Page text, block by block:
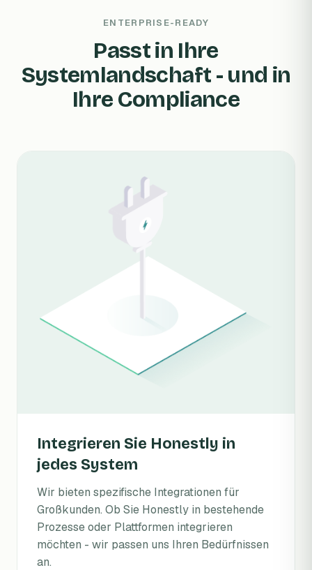
ENTERPRISE-READY
Passt in Ihre
Systemlandschaft - und in
Ihre Compliance
Integrieren Sie Honestly in
jedes System
Wir bieten spezifische Integrationen für
Großkunden. Ob Sie Honestly in bestehende
Prozesse oder Plattformen integrieren
möchten - wir passen uns Ihren Bedürfnissen
an.